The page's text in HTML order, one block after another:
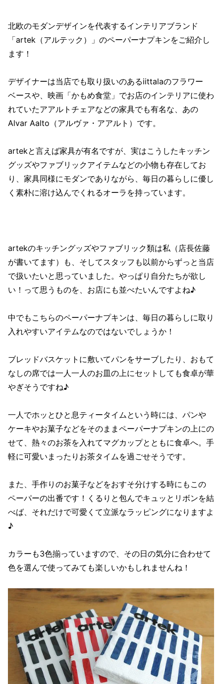
北欧のモダンデザインを代表するインテリアブランド
「artek（アルテック）」のペーパーナプキンをご紹介し
ます！
デザイナーは当店でも取り扱いのあるiittalaのフラワー
ベースや、映画「かもめ食堂」でお店のインテリアに使わ
れていたアアルトチェアなどの家具でも有名な、あの
Alvar Aalto（アルヴァ・アアルト）です。
artekと言えば家具が有名ですが、実はこうしたキッチン
グッズやファブリックアイテムなどの小物も存在してお
り、家具同様にモダンでありながら、毎日の暮らしに優し
く素朴に溶け込んでくれるオーラを持っています。
artekのキッチングッズやファブリック類は私（店長佐藤
が書いてます）も、そしてスタッフも以前からずっと当店
で扱いたいと思っていました。やっぱり自分たちが欲し
い！って思うものを、お店にも並べたいんですよね♪
中でもこちらのペーパーナプキンは、毎日の暮らしに取り
入れやすいアイテムなのではないでしょうか！
ブレッドバスケットに敷いてパンをサーブしたり、おもて
なしの席では一人一人のお皿の上にセットしても食卓が華
やぎそうですね♪
一人でホッとひと息ティータイムという時には、パンや
ケーキやお菓子などをそのままペーパーナプキンの上にの
せて、熱々のお茶を入れてマグカップとともに食卓へ。手
軽に可愛いまったりお茶タイムを過ごせそうです。
また、手作りのお菓子などをおすそ分けする時にもこの
ペーパーの出番です！くるりと包んでキュッとリボンを結
べば、それだけで可愛くて立派なラッピングになりますよ
♪
カラーも3色揃っていますので、その日の気分に合わせて
色を選んで使ってみても楽しいかもしれませんね！